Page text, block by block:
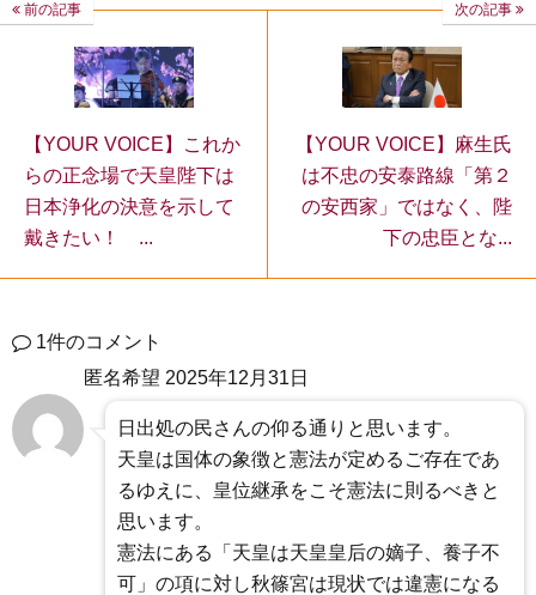
前の記事
【YOUR VOICE】これか
らの正念場で天皇陛下は
日本浄化の決意を示して
戴きたい！ ...
次の記事
【YOUR VOICE】麻生氏
は不忠の安泰路線「第２
の安西家」ではなく、陛
下の忠臣とな...
1件のコメント
匿名希望 2025年12月31日
日出処の民さんの仰る通りと思います。
天皇は国体の象徴と憲法が定めるご存在であ
るゆえに、皇位継承をこそ憲法に則るべきと
思います。
憲法にある「天皇は天皇皇后の嫡子、養子不
可」の項に対し秋篠宮は現状では違憲になる